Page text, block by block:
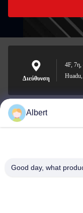
Διεύθυνση
4F, 7η,
Albert
Good day, what